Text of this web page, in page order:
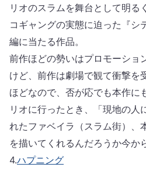
リオのスラムを舞台として明る
コギャングの実態に迫った『シ
編に当たる作品。
前作ほどの勢いはプロモーショ
けど、前作は劇場で観て衝撃を
ほどなので、否が応でも本作に
リオに行ったとき、「現地の人
れたファベイラ（スラム街）、
を描いてくれるんだろうか今か
4.ハプニング